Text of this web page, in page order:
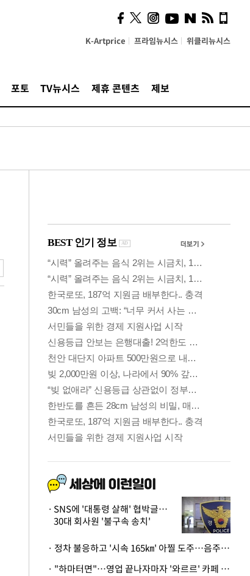
K-Artprice 프라임뉴시스 위클리뉴시스
포토 TV뉴시스 제휴 콘텐츠 제보
계…'고급 가요'의 주체적
영토
SNS에 '대통령 살해' 협박글…
30대 회사원 '불구속 송치'
· 정차 불응하고 '시속 165㎞' 아찔 도주…음주운전자 체포
· "하마터면"…영업 끝나자마자 '와르르' 카페 테라스 덮친 대리석 외벽